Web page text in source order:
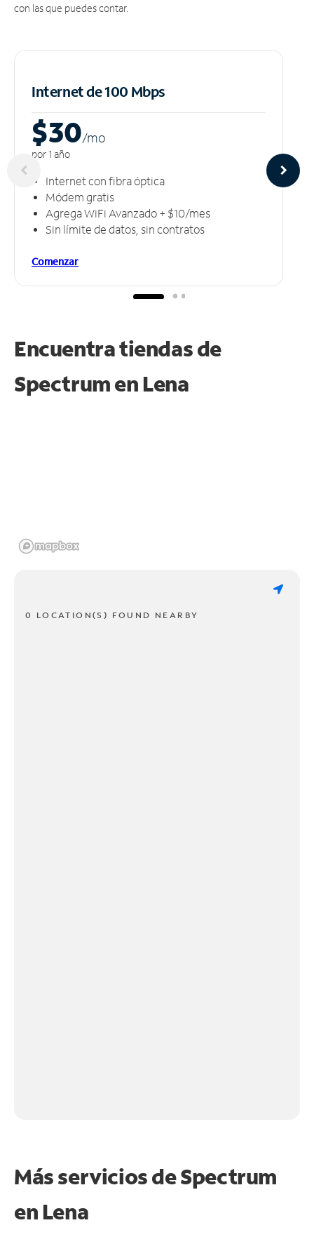
con las que puedes contar.
Internet de 100 Mbps
$30/mo
por 1 año
Internet con fibra óptica
Módem gratis
Agrega WiFi Avanzado + $10/mes
Sin límite de datos, sin contratos
Comenzar
Encuentra tiendas de
Spectrum en Lena
0 LOCATION(S) FOUND NEARBY
Más servicios de Spectrum
en Lena